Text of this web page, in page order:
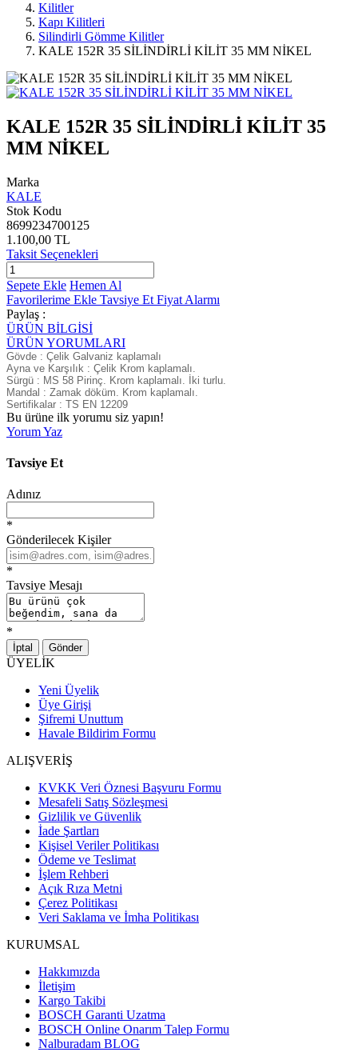
Kilitler
Kapı Kilitleri
Silindirli Gömme Kilitler
KALE 152R 35 SİLİNDİRLİ KİLİT 35 MM NİKEL
KALE 152R 35 SİLİNDİRLİ KİLİT 35
MM NİKEL
Marka
KALE
Stok Kodu
8699234700125
1.100,00 TL
Taksit Seçenekleri
Sepete Ekle Hemen Al
Favorilerime Ekle Tavsiye Et Fiyat Alarmı
Paylaş :
ÜRÜN BİLGİSİ
ÜRÜN YORUMLARI
Gövde : Çelik Galvaniz kaplamalı
Ayna ve Karşılık : Çelik Krom kaplamalı.
Sürgü : MS 58 Pirinç. Krom kaplamalı. İki turlu.
Mandal : Zamak döküm. Krom kaplamalı.
Sertifikalar : TS EN 12209
Bu ürüne ilk yorumu siz yapın!
Yorum Yaz
Tavsiye Et
Adınız
*
Gönderilecek Kişiler
*
Tavsiye Mesajı
*
İptal Gönder
ÜYELİK
Yeni Üyelik
Üye Girişi
Şifremi Unuttum
Havale Bildirim Formu
ALIŞVERİŞ
KVKK Veri Öznesi Başvuru Formu
Mesafeli Satış Sözleşmesi
Gizlilik ve Güvenlik
İade Şartları
Kişisel Veriler Politikası
Ödeme ve Teslimat
İşlem Rehberi
Açık Rıza Metni
Çerez Politikası
Veri Saklama ve İmha Politikası
KURUMSAL
Hakkımızda
İletişim
Kargo Takibi
BOSCH Garanti Uzatma
BOSCH Online Onarım Talep Formu
Nalburadam BLOG